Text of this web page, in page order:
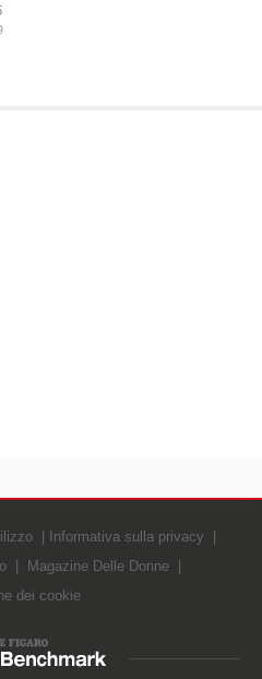
Informativa sulla privacy
Magazine Delle Donne
dei cookie